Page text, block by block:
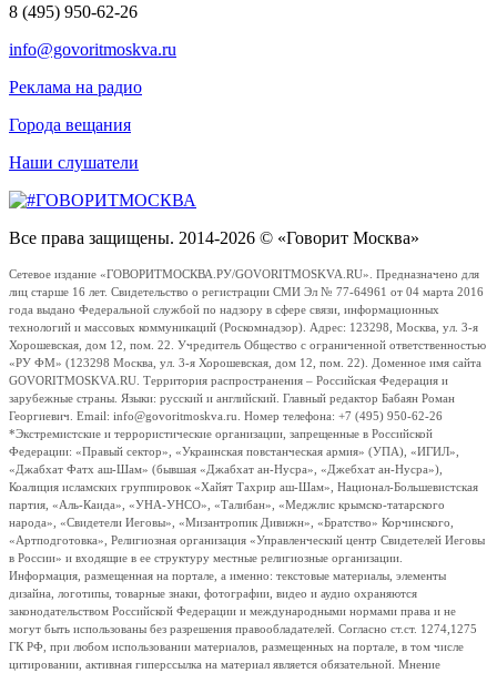
8 (495) 950-62-26
info@govoritmoskva.ru
Реклама на радио
Города вещания
Наши слушатели
Все права защищены. 2014-2026 © «Говорит Москва»
Сетевое издание «ГОВОРИТМОСКВА.РУ/GOVORITMOSKVA.RU». Предназначено для
лиц старше 16 лет. Свидетельство о регистрации СМИ Эл № 77-64961 от 04 марта 2016
года выдано Федеральной службой по надзору в сфере связи, информационных
технологий и массовых коммуникаций (Роскомнадзор). Адрес: 123298, Москва, ул. 3-я
Хорошевская, дом 12, пом. 22. Учредитель Общество с ограниченной ответственностью
«РУ ФМ» (123298 Москва, ул. 3-я Хорошевская, дом 12, пом. 22). Доменное имя сайта
GOVORITMOSKVA.RU. Территория распространения – Российская Федерация и
зарубежные страны. Языки: русский и английский. Главный редактор Бабаян Роман
Георгиевич. Email: info@govoritmoskva.ru. Номер телефона: +7 (495) 950-62-26
*Экстремистские и террористические организации, запрещенные в Российской
Федерации: «Правый сектор», «Украинская повстанческая армия» (УПА), «ИГИЛ»,
«Джабхат Фатх аш-Шам» (бывшая «Джабхат ан-Нусра», «Джебхат ан-Нусра»),
Коалиция исламских группировок «Хайят Тахрир аш-Шам», Национал-Большевистская
партия, «Аль-Каида», «УНА-УНСО», «Талибан», «Меджлис крымско-татарского
народа», «Свидетели Иеговы», «Мизантропик Дивижн», «Братство» Корчинского,
«Артподготовка», Религиозная организация «Управленческий центр Свидетелей Иеговы
в России» и входящие в ее структуру местные религиозные организации.
Информация, размещенная на портале, а именно: текстовые материалы, элементы
дизайна, логотипы, товарные знаки, фотографии, видео и аудио охраняются
законодательством Российской Федерации и международными нормами права и не
могут быть использованы без разрешения правообладателей. Согласно ст.ст. 1274,1275
ГК РФ, при любом использовании материалов, размещенных на портале, в том числе
цитировании, активная гиперссылка на материал является обязательной. Мнение